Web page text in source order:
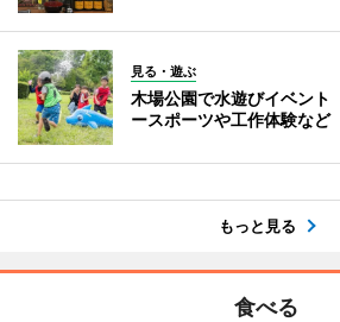
見る・遊ぶ
木場公園で水遊びイベン
ースポーツや工作体験など
もっと見る
食べる